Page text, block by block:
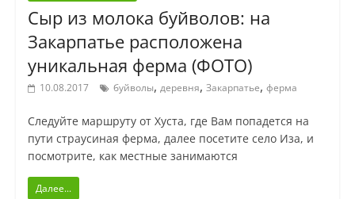
Сыр из молока буйволов: на
Закарпатье расположена
уникальная ферма (ФОТО)
10.08.2017 буйволы, деревня, Закарпатье, ферма
Следуйте маршруту от Хуста, где Вам попадется на
пути страусиная ферма, далее посетите село Иза, и
посмотрите, как местные занимаются
Далее...